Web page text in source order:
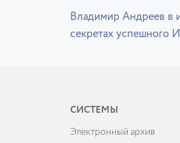
Владимир Андреев в
секретах успешного
СИСТЕМЫ
Электронный архив